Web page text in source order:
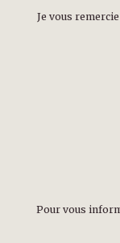
Je vous
Pour vous